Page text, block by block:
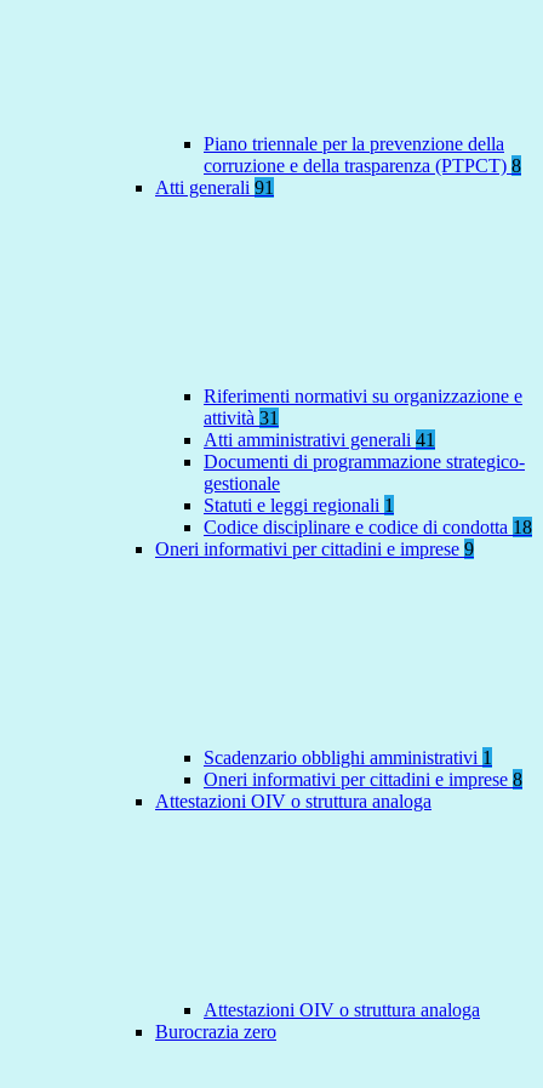
Piano triennale per la prevenzione della
corruzione e della trasparenza (PTPCT) 8
Atti generali 91
Riferimenti normativi su organizzazione e
attività 31
Atti amministrativi generali 41
Documenti di programmazione strategico-
gestionale
Statuti e leggi regionali 1
Codice disciplinare e codice di condotta 18
Oneri informativi per cittadini e imprese 9
Scadenzario obblighi amministrativi 1
Oneri informativi per cittadini e imprese 8
Attestazioni OIV o struttura analoga
Attestazioni OIV o struttura analoga
Burocrazia zero